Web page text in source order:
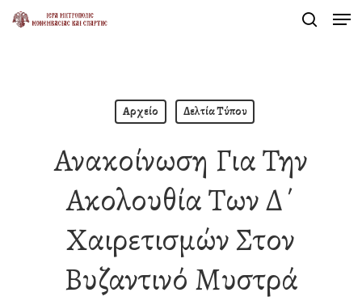
Skip
Αρχείο Δελτία Τύπου
Ανακοίνωση Για Την
Ακολουθία Των Δ΄
Χαιρετισμών Στον
Βυζαντινό Μυστρά